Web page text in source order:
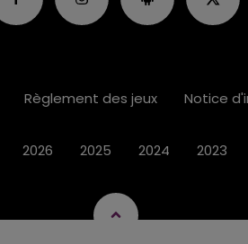
Règlement des jeux Notice
2026 2025 2024 2023